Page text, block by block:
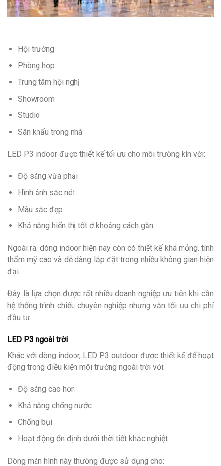
Hội trường
Phòng họp
Trung tâm hội nghị
Showroom
Studio
Sân khấu trong nhà
LED P3 indoor được thiết kế tối ưu cho môi trường kín với:
Độ sáng vừa phải
Hình ảnh sắc nét
Màu sắc đẹp
Khả năng hiển thị tốt ở khoảng cách gần
Ngoài ra, dòng indoor hiện nay còn có thiết kế khá mỏng, tính
thẩm mỹ cao và dễ dàng lắp đặt trong nhiều không gian hiện
đại.
Đây là lựa chọn được rất nhiều doanh nghiệp ưu tiên khi cần
hệ thống trình chiếu chuyên nghiệp nhưng vẫn tối ưu chi phí
đầu tư.
LED P3 ngoài trời
Khác với dòng indoor, LED P3 outdoor được thiết kế để hoạt
động trong điều kiện môi trường ngoài trời với:
Độ sáng cao hơn
Khả năng chống nước
Chống bụi
Hoạt động ổn định dưới thời tiết khắc nghiệt
Dòng màn hình này thường được sử dụng cho: